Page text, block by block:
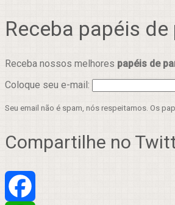
Receba papéis
Receba nossos melhores papéis de
Coloque seu e-mail:
Seu email não é spam, nós respeitamos. Os
Compartilhe no